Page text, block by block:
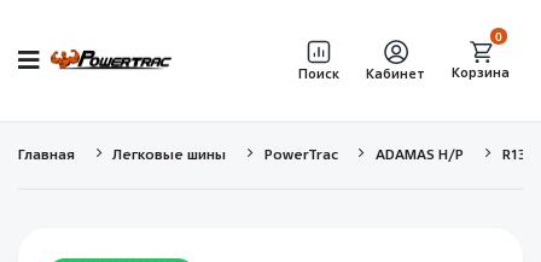
Поиск Кабинет Корзина
0
Главная Легковые шины PowerTrac ADAMAS H/P R13